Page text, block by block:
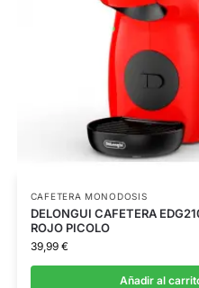
CAFETERA MONODOSIS
DELONGUI CAFETERA
ROJO PICOLO
39,99 €
Añadir al